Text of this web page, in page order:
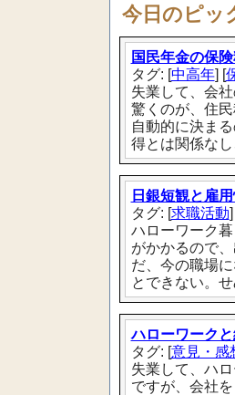
今日のピッ
国民年金の保
タグ: [中高年] [
失業して、会
驚くのが、住
自動的に決ま
得とは関係な
日銀短観と雇
タグ: [求職活動
ハローワーク
がかかるので
だ、今の職場
とできない。
ハローワーク
タグ: [意見・感
失業して、ハ
ですが、会社